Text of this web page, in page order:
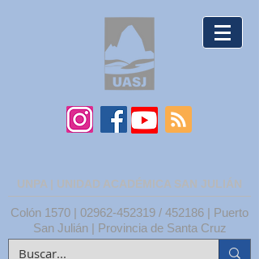
UNPA | UNIDAD ACADÉMICA SAN JULIÁN
Colón 1570 | 02962-452319 / 452186 | Puerto
San Julián | Provincia de Santa Cruz